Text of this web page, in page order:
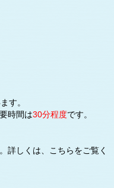
す。
時間は30分程度です。
詳しくは、こちらをご覧く